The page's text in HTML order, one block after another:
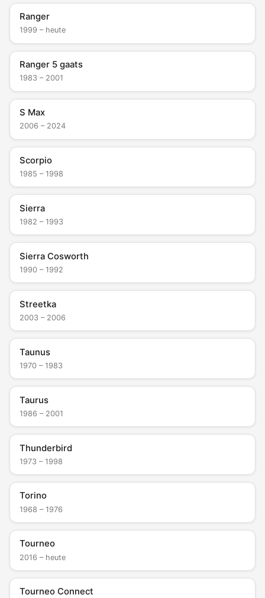
Ranger
1999 – heute
Ranger 5 gaats
1983 – 2001
S Max
2006 – 2024
Scorpio
1985 – 1998
Sierra
1982 – 1993
Sierra Cosworth
1990 – 1992
Streetka
2003 – 2006
Taunus
1970 – 1983
Taurus
1986 – 2001
Thunderbird
1973 – 1998
Torino
1968 – 1976
Tourneo
2016 – heute
Tourneo Connect